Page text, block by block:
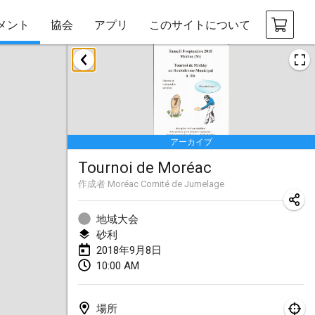
ント 協会 アプリ このサイトについて
アーカイブ
Tournoi de Moréac
作成者 Moréac Comité de Jumelage
地域大会
砂利
2018年9月8日
10:00 AM
場所
2018年1月
Open des rois de Mölkky
2018年1月21日| フランス
Individuel du Garo
2018年1月21日|フランス
Tournoi d'Hiver
2018年1月27日
2018年1月27日
2018年2月